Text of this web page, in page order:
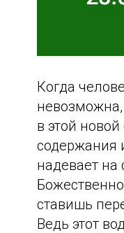
Когда
в этой
содержания
надевает на
ставишь
Ведь этот